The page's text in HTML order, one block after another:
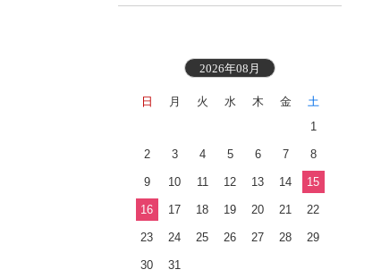
2026年08月
日 月 火 水 木 金
土
1
2 3 4 5 6 7 8
9 10 11 12 13 14 15
16 17 18 19 20 21 22
23 24 25 26 27 28 29
30 31